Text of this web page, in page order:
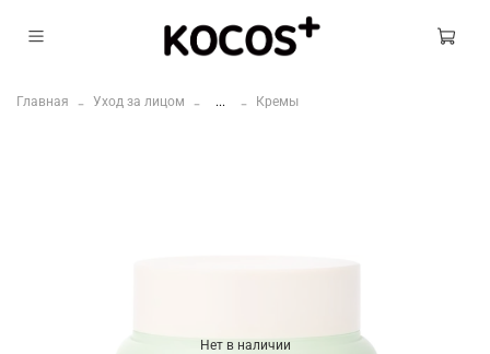
Главная Уход за лицом ... Кремы
Нет в наличии